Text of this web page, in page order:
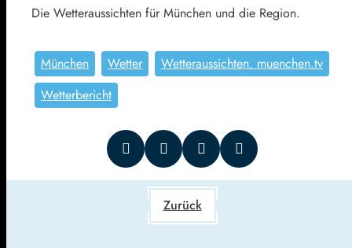
Die Wetteraussichten für München und die Region.
München Wetter
Wetteraussichten. muenchen.tv
Wetterbericht
Zurück